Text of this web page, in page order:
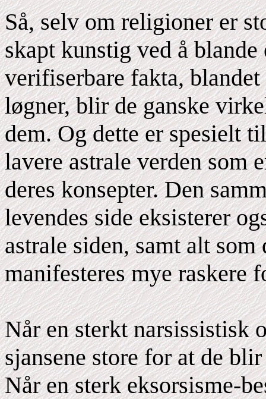
Så, selv om religioner er
skapt kunstig ved å
verifiserbare fakta,
løgner, blir de ganske
dem. Og dette er spesielt
lavere astrale verden som
deres konsepter. Den
levendes side eksisterer
astrale siden, samt alt
manifesteres mye raskere
Når en sterkt narsissistisk
sjansene store for at de
Når en sterk eksorsisme-